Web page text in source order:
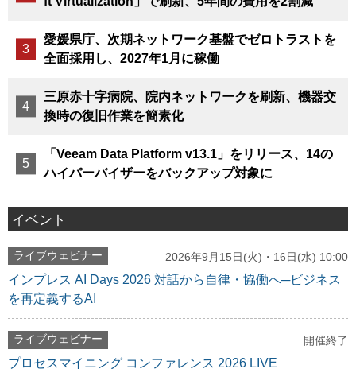
愛媛県庁、次期ネットワーク基盤でゼロトラストを
全面採用し、2027年1月に稼働
三原赤十字病院、院内ネットワークを刷新、機器交
換時の復旧作業を簡素化
「Veeam Data Platform v13.1」をリリース、14の
ハイパーバイザーをバックアップ対象に
イベント
ライブウェビナー 2026年9月15日(火)・16日(水) 10:00
インプレス AI Days 2026 対話から自律・協働へ─ビジネス
を再定義するAI
ライブウェビナー 開催終了
プロセスマイニング コンファレンス 2026 LIVE